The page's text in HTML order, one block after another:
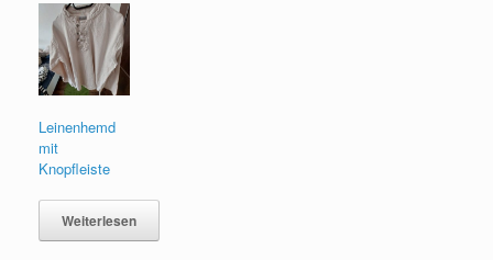
Leinenhemd
mit
Knopfleiste
Weiterlesen